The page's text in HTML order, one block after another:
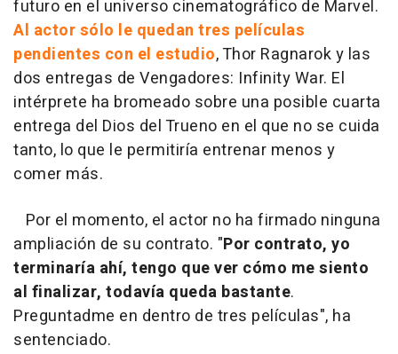
futuro en el universo cinematográfico de Marvel.
Al actor sólo le quedan tres películas
pendientes con el estudio, Thor Ragnarok y las
dos entregas de Vengadores: Infinity War. El
intérprete ha bromeado sobre una posible cuarta
entrega del Dios del Trueno en el que no se cuida
tanto, lo que le permitiría entrenar menos y
comer más.
Por el momento, el actor no ha firmado ninguna
ampliación de su contrato. "Por contrato, yo
terminaría ahí, tengo que ver cómo me siento
al finalizar, todavía queda bastante.
Preguntadme en dentro de tres películas", ha
sentenciado.